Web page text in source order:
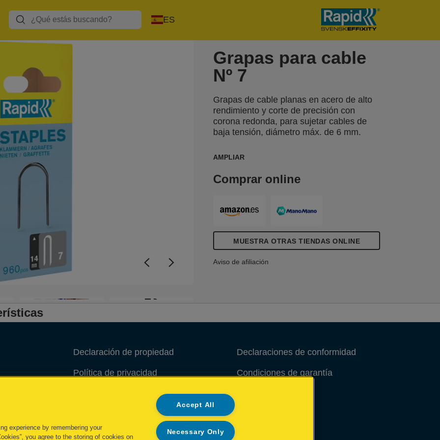
ES
+3
Grapas para cable
Nº 7
Grapas de cable planas en acero de alto
rendimiento y corte de precisión con
corona redonda, para sujetar cables de
baja tensión, diámetro máx. de 6 mm.
AMPLIAR
Comprar online
MUESTRA OTRAS TIENDAS ONLINE
Aviso de afiliación
Declaración de propiedad
Política de privacidad
Administrar mis datos
Declaraciones de conformidad
Condiciones de garantía
experience by remembering your
you agree to the storing of cookies on
Accept All
Necessary Only